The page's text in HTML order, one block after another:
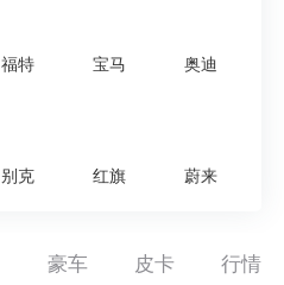
福特 宝马 奥迪
别克 红旗 蔚来
豪车 皮卡 行情